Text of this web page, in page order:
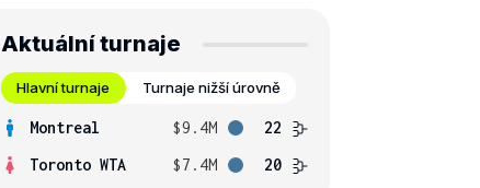
Aktuální turnaje
Hlavní turnaje Turnaje nižší úrovně
Montreal $9.4M
22
Toronto WTA
$7.4M 20